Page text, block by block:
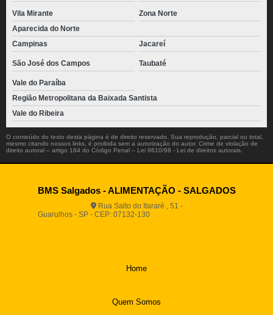
Vila Mirante
Zona Norte
Aparecida do Norte
Campinas
Jacareí
São José dos Campos Taubaté
Vale do Paraíba
Região Metropolitana da Baixada Santista
Vale do Ribeira
O conteúdo do texto desta página é de direito reservado. Sua reprodução, parcial ou total,
mesmo citando nossos links, é proibida sem a autorização do autor. Crime de violação de
direito autoral – artigo 184 do Código Penal – Lei 9610/98 - Lei de direitos autorais
BMS Salgados - ALIMENTAÇÃO - SALGADOS
Rua Salto do Itararé , 51 -
Guarulhos - SP - CEP: 07132-130
Home
Quem Somos